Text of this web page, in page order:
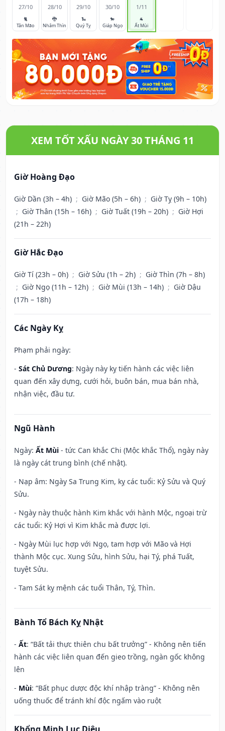
27/10
🐈
Tân Mão
28/10
🐉
Nhâm Thìn
29/10
🐍
Quý Tỵ
30/10
🐎
Giáp Ngọ
1/11
🐐
Ất Mùi
XEM TỐT XẤU NGÀY 30 THÁNG 11
Giờ Hoàng Đạo
Giờ Dần (3h – 4h) ; Giờ Mão (5h – 6h) ; Giờ Tỵ (9h – 10h)
; Giờ Thân (15h – 16h) ; Giờ Tuất (19h – 20h) ; Giờ Hợi
(21h – 22h)
Giờ Hắc Đạo
Giờ Tí (23h – 0h) ; Giờ Sửu (1h – 2h) ; Giờ Thìn (7h – 8h)
; Giờ Ngọ (11h – 12h) ; Giờ Mùi (13h – 14h) ; Giờ Dậu
(17h – 18h)
Các Ngày Kỵ
Phạm phải ngày:
- Sát Chủ Dương: Ngày này kỵ tiến hành các việc liên
quan đến xây dựng, cưới hỏi, buôn bán, mua bán nhà,
nhận việc, đầu tư.
Ngũ Hành
Ngày: Ất Mùi - tức Can khắc Chi (Mộc khắc Thổ), ngày này
là ngày cát trung bình (chế nhật).
- Nạp âm: Ngày Sa Trung Kim, kỵ các tuổi: Kỷ Sửu và Quý
Sửu.
- Ngày này thuộc hành Kim khắc với hành Mộc, ngoại trừ
các tuổi: Kỷ Hợi vì Kim khắc mà được lợi.
- Ngày Mùi lục hợp với Ngọ, tam hợp với Mão và Hợi
thành Mộc cục. Xung Sửu, hình Sửu, hại Tý, phá Tuất,
tuyệt Sửu.
- Tam Sát kỵ mệnh các tuổi Thân, Tý, Thìn.
Bành Tổ Bách Kỵ Nhật
- Ất: “Bất tải thực thiên chu bất trưởng” - Không nên tiến
hành các việc liên quan đến gieo trồng, ngàn gốc không
lên
- Mùi: “Bất phục dược độc khí nhập tràng” - Không nên
uống thuốc để tránh khí độc ngấm vào ruột